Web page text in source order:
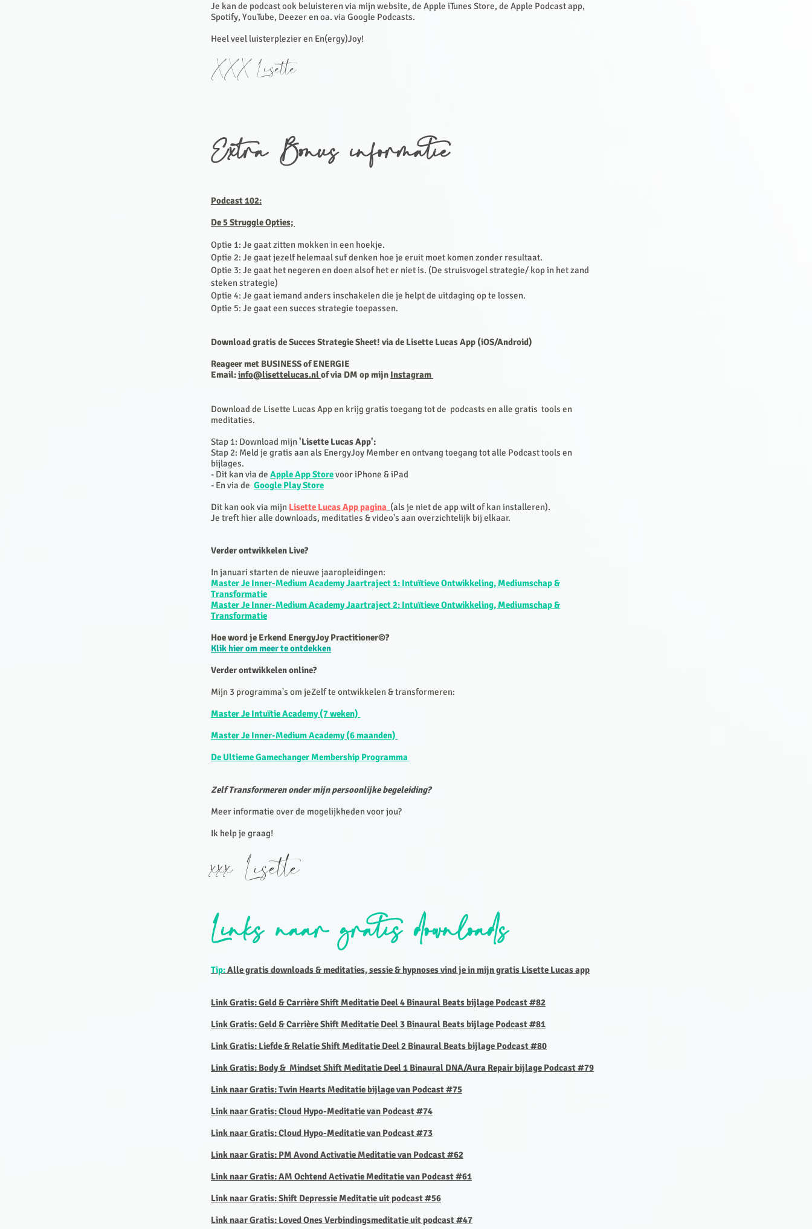
Je kan de podcast ook beluisteren via mijn website, de Apple iTunes Store, de Apple Podcast app,
Spotify, YouTube, Deezer en oa. via Google Podcasts.
Heel veel luisterplezier en En(ergy)Joy!
XXX Lisette
Extra Bonus informatie
Podcast 102:
De 5 Struggle Opties;
Optie 1: Je gaat zitten mokken in een hoekje.
Optie 2: Je gaat jezelf helemaal suf denken hoe je eruit moet komen zonder resultaat.
Optie 3: Je gaat het negeren en doen alsof het er niet is. (De struisvogel strategie/ kop in het zand
steken strategie)
Optie 4: Je gaat iemand anders inschakelen die je helpt de uitdaging op te lossen.
Optie 5: Je gaat een succes strategie toepassen.
Download gratis de Succes Strategie Sheet! via de Lisette Lucas App (iOS/Android)
Reageer met BUSINESS of ENERGIE
Email:info@lisettelucas.nlof via DM op mijn Instagram
Download de Lisette Lucas App en krijg gratis toegang tot de podcasts en alle gratis tools en
meditaties.
Stap 1: Download mijn'Lisette Lucas App':
Stap 2: Meld je gratis aan als EnergyJoy Member en ontvang toegang tot alle Podcast tools en
bijlages.
- Dit kan via de Apple App Storevoor iPhone & iPad
- En via de Google Play Store
Dit kan ook via mijn Lisette Lucas App pagina (als je niet de app wilt of kan installeren).
Je treft hier alle downloads, meditaties & video's aan overzichtelijk bij elkaar.
Verder ontwikkelen Live?
In januari starten de nieuwe jaaropleidingen:
Master Je Inner-Medium Academy Jaartraject 1: Intuïtieve Ontwikkeling, Mediumschap &
Transformatie
Master Je Inner-Medium Academy Jaartraject 2: Intuïtieve Ontwikkeling, Mediumschap &
Transformatie
Hoe word je Erkend EnergyJoy Practitioner©?
Klik hier om meer te ontdekken
Verder ontwikkelen online?
Mijn 3 programma's om jeZelf te ontwikkelen & transformeren:
Master Je Intuïtie Academy (7 weken)
Master Je Inner-Medium Academy (6 maanden)
De Ultieme Gamechanger Membership Programma
Zelf Transformeren onder mijn persoonlijke begeleiding?
Meer informatie over de mogelijkheden voor jou?
Ik help je graag!
xxx Lisette
Links naar gratis downloads
Tip:Alle gratis downloads & meditaties, sessie & hypnoses vind je in mijn gratis Lisette Lucas app
Link Gratis: Geld & Carrière Shift Meditatie Deel 4 Binaural Beats bijlage Podcast #82
Link Gratis: Geld & Carrière Shift Meditatie Deel 3 Binaural Beats bijlage Podcast #81
Link Gratis: Liefde & Relatie Shift Meditatie Deel 2 Binaural Beats bijlage Podcast #80
Link Gratis: Body & Mindset Shift Meditatie Deel 1 Binaural DNA/Aura Repair bijlage Podcast #79
Link naar Gratis: Twin Hearts Meditatie bijlage van Podcast #75
​Link naar Gratis: Cloud Hypo-Meditatie van Podcast #74
Link naar Gratis: Cloud Hypo-Meditatie van Podcast #73
Link naar Gratis: PM Avond Activatie Meditatie van Podcast #62
Link naar Gratis: AM Ochtend Activatie Meditatie van Podcast #61
Link naar Gratis: Shift Depressie Meditatie uit podcast #56
Link naar Gratis: Loved Ones Verbindingsmeditatie uit podcast #47